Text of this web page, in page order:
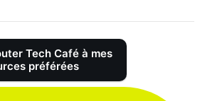
Tech Café à mes
préférées